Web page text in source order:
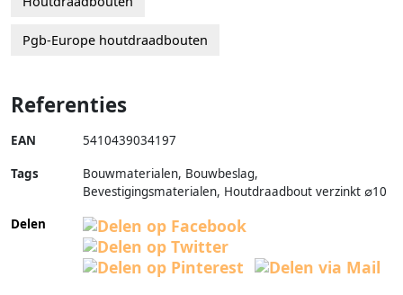
Pgb-Europe houtdraadbouten
Referenties
EAN 5410439034197
Tags
Bouwmaterialen, Bouwbeslag,
Bevestigingsmaterialen, Houtdraadbout verzinkt ∅10
Delen